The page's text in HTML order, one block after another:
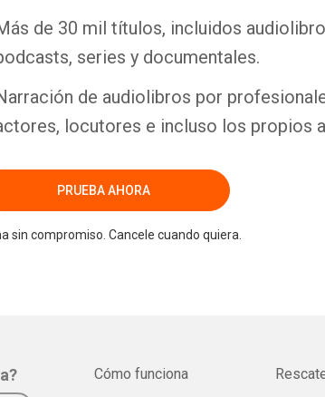
de 30 mil títulos, incluidos
series y documentales.
de audiolibros por
locutores e incluso los propios
PRUEBA AHORA
sin compromiso. Cancele cuando quiera.
Cómo funciona